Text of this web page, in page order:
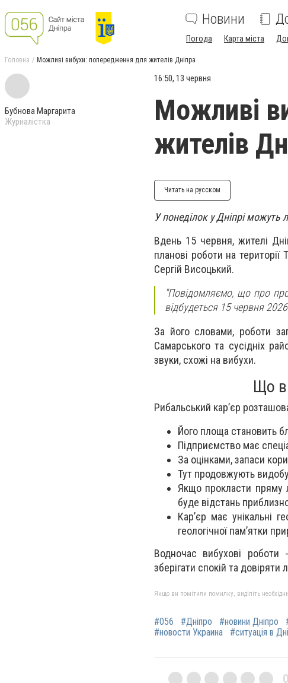
Новини
Погода Карта міста
Головна Можливі вибухи: попередження для жителів Дніпра
Бубнова Маргарита
Журналістка
16:50, 13 червня
Можливі
жителів
Читать на русском
У понеділок у Дніпрі можуть
Вдень 15 червня, жителі
планові роботи на
Сергій Висоцький.
"Повідомляємо, що про
відбудеться 15 червня
За його словами, роботи
Самарського та сусідніх
звуки, схожі на вибухи.
Що
Рибальський кар’єр
Його площа становить
Підприємство має
За оцінками, запаси
Тут продовжують
Якщо прокласти пряму
буде відстань
Кар’єр має унікальні
геологічної пам’ятки
Водночас вибухові роботи
зберігати спокій та
Якщо ви помітили помилку, виділіть
#056 #Дніпро #новини Дніпро
#новости Украина
#ситуація в